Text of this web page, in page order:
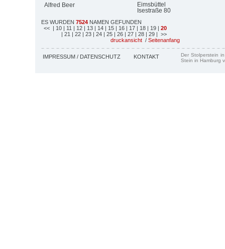
Alfred Beer
Eimsbüttel
Isestraße 80
ES WURDEN 7524 NAMEN GEFUNDEN
<< | 10 | 11 | 12 | 13 | 14 | 15 | 16 | 17 | 18 | 19 | 20
| 21 | 22 | 23 | 24 | 25 | 26 | 27 | 28 | 29 | >>
druckansicht / Seitenanfang
IMPRESSUM / DATENSCHUTZ KONTAKT
Der Stolperstein
Stein in Hamburg